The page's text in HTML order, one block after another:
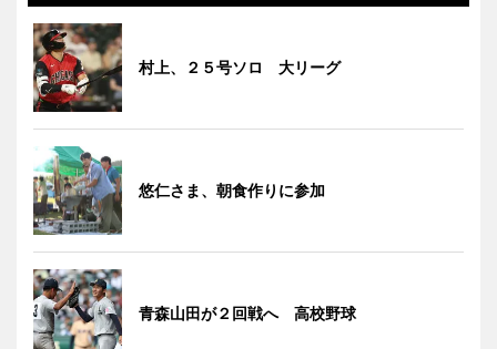
村上、２５号ソロ 大リーグ
悠仁さま、朝食作りに参加
青森山田が２回戦へ 高校野球